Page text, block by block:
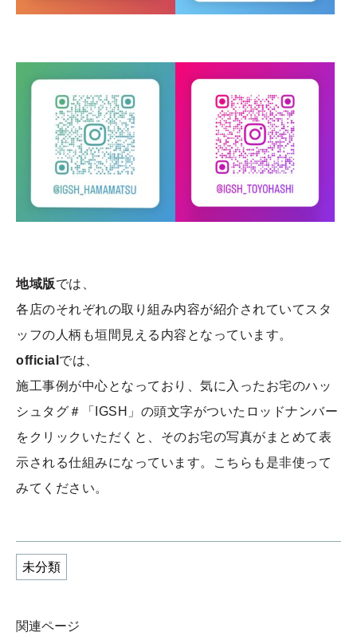
地域版では、
各店のそれぞれの取り組み内容が紹介されていてスタ
ッフの人柄も垣間見える内容となっています。
official では、
施工事例が中心となっており、気に入ったお宅のハッ
シュタグ＃「IGSH」の頭文字がついたロッドナンバー
をクリックいただくと、そのお宅の写真がまとめて表
示される仕組みになっています。こちらも是非使って
みてください。
未分類
関連ページ